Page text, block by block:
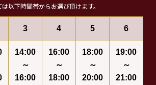
以下時間帯からお選び頂けます。
3 4 5 6
14:00
～
16:00
16:00
～
18:00
18:00
～
20:00
19:00
～
21:00